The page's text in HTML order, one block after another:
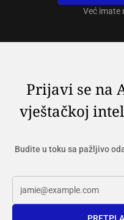
Već imate
Prijavi se na
vještačkoj
Budite u toku sa pažljivo